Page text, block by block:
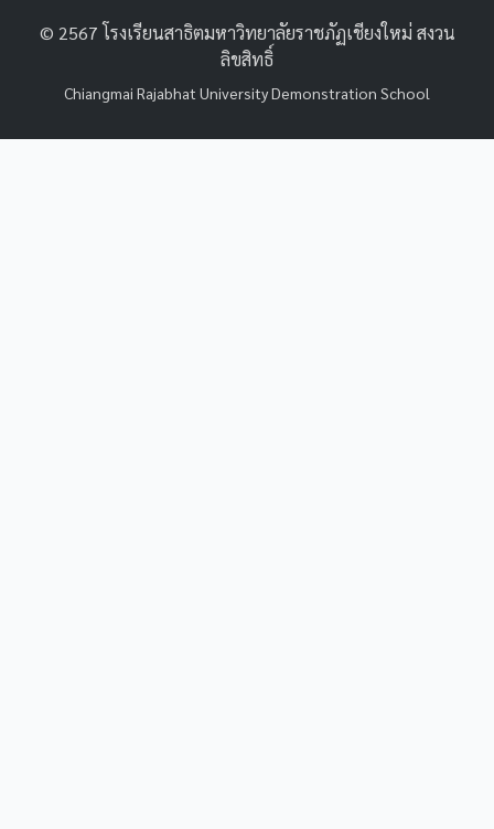
© 2567 โรงเรียนสาธิตมหาวิทยาลัยราชภัฏเชียงใหม่ สงวน
ลิขสิทธิ์
Chiangmai Rajabhat University Demonstration School